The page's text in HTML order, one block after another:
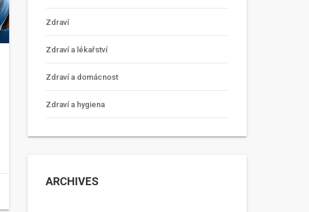
Zdraví
Zdraví a lékařství
Zdraví a domácnost
Zdraví a hygiena
ARCHIVES